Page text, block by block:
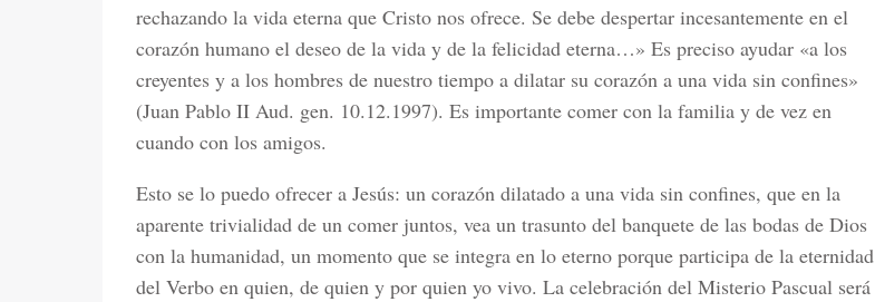
rechazando la vida eterna que Cristo nos ofrece. Se debe despertar incesantemente en el
corazón humano el deseo de la vida y de la felicidad eterna…» Es preciso ayudar «a los
creyentes y a los hombres de nuestro tiempo a dilatar su corazón a una vida sin confines»
(Juan Pablo II Aud. gen. 10.12.1997). Es importante comer con la familia y de vez en
cuando con los amigos.
Esto se lo puedo ofrecer a Jesús: un corazón dilatado a una vida sin confines, que en la
aparente trivialidad de un comer juntos, vea un trasunto del banquete de las bodas de Dios
con la humanidad, un momento que se integra en lo eterno porque participa de la eternidad
del Verbo en quien, de quien y por quien yo vivo. La celebración del Misterio Pascual será